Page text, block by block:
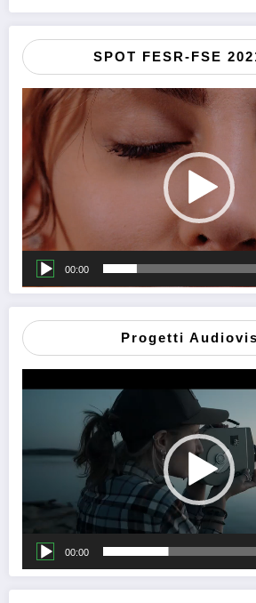
SPOT FESR-FSE
Video
Player
00:00
Progetti
Player
00:00